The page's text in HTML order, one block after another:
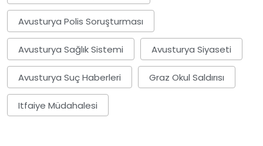
Avusturya Polis Soruşturması
Avusturya Sağlık Sistemi Avusturya Siyaseti
Avusturya Suç Haberleri Graz Okul Saldırısı
Itfaiye Müdahalesi